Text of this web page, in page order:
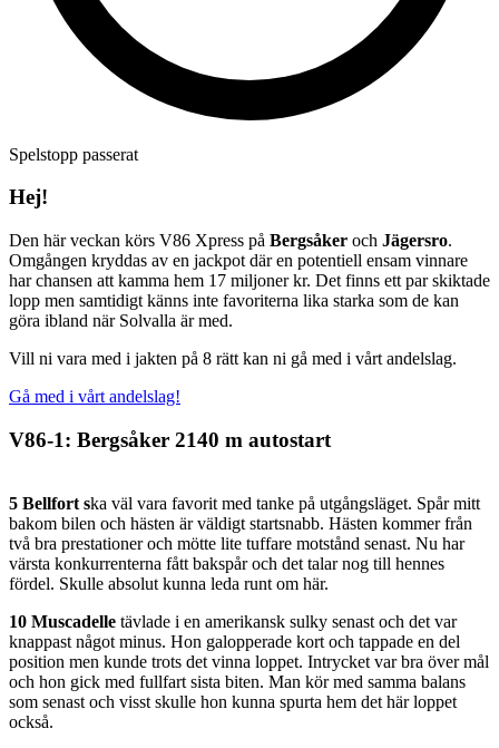
Spelstopp passerat
Hej!
Den här veckan körs V86 Xpress på Bergsåker och Jägersro.
Omgången kryddas av en jackpot där en potentiell ensam vinnare
har chansen att kamma hem 17 miljoner kr. Det finns ett par skiktade
lopp men samtidigt känns inte favoriterna lika starka som de kan
göra ibland när Solvalla är med.
Vill ni vara med i jakten på 8 rätt kan ni gå med i vårt andelslag.
Gå med i vårt andelslag!
V86-1: Bergsåker 2140 m autostart
5 Bellfort ska väl vara favorit med tanke på utgångsläget. Spår mitt
bakom bilen och hästen är väldigt startsnabb. Hästen kommer från
två bra prestationer och mötte lite tuffare motstånd senast. Nu har
värsta konkurrenterna fått bakspår och det talar nog till hennes
fördel. Skulle absolut kunna leda runt om här.
10 Muscadelle tävlade i en amerikansk sulky senast och det var
knappast något minus. Hon galopperade kort och tappade en del
position men kunde trots det vinna loppet. Intrycket var bra över mål
och hon gick med fullfart sista biten. Man kör med samma balans
som senast och visst skulle hon kunna spurta hem det här loppet
också.